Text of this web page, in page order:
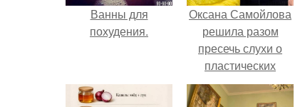
Ванны для
похудения.
Оксана Самойлова
решила разом
пресечь слухи о
пластических
операциях и
публично